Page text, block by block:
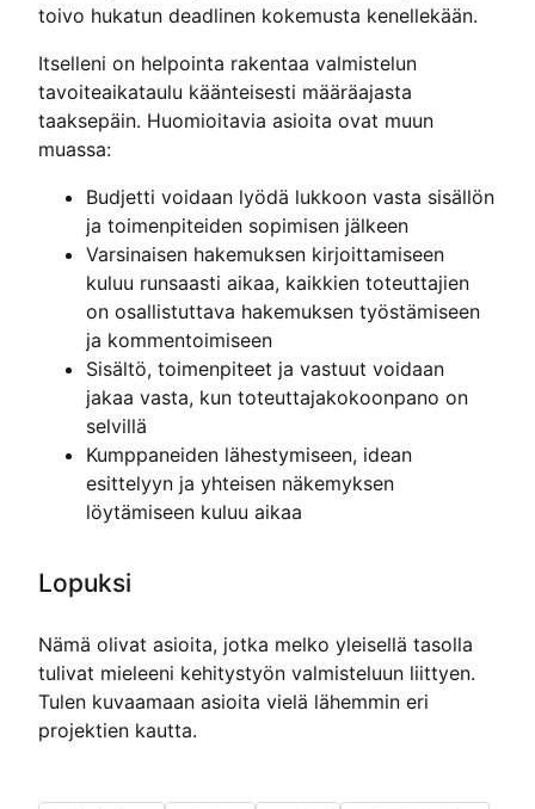
toivo hukatun deadlinen kokemusta kenellekään.
Itselleni on helpointa rakentaa valmistelun
tavoiteaikataulu käänteisesti määräajasta
taaksepäin. Huomioitavia asioita ovat muun
muassa:
Budjetti voidaan lyödä lukkoon vasta sisällön
ja toimenpiteiden sopimisen jälkeen
Varsinaisen hakemuksen kirjoittamiseen
kuluu runsaasti aikaa, kaikkien toteuttajien
on osallistuttava hakemuksen työstämiseen
ja kommentoimiseen
Sisältö, toimenpiteet ja vastuut voidaan
jakaa vasta, kun toteuttajakokoonpano on
selvillä
Kumppaneiden lähestymiseen, idean
esittelyyn ja yhteisen näkemyksen
löytämiseen kuluu aikaa
Lopuksi
Nämä olivat asioita, jotka melko yleisellä tasolla
tulivat mieleeni kehitystyön valmisteluun liittyen.
Tulen kuvaamaan asioita vielä lähemmin eri
projektien kautta.